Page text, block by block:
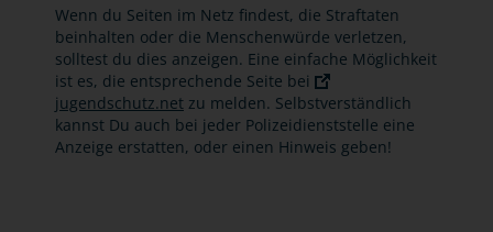
Wenn du Seiten im Netz findest, die Straftaten
beinhalten oder die Menschenwürde verletzen,
solltest du dies anzeigen. Eine einfache Möglichkeit
ist es, die entsprechende Seite bei
jugendschutz.net zu melden. Selbstverständlich
kannst Du auch bei jeder Polizeidienststelle eine
Anzeige erstatten, oder einen Hinweis geben!